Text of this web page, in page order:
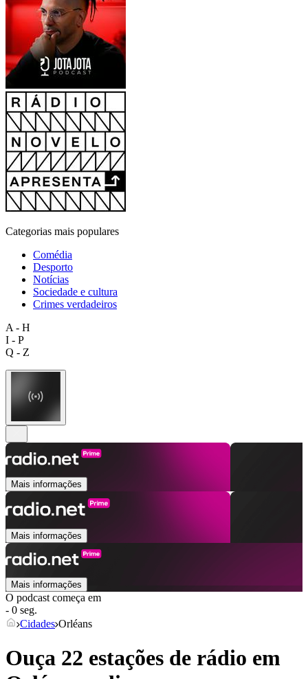
Categorias mais populares
Comédia
Desporto
Notícias
Sociedade e cultura
Crimes verdadeiros
A - H
I - P
Q - Z
Mais informações
Mais informações
Mais informações
O podcast começa em
- 0 seg.
Cidades Orléans
Ouça 22 estações de rádio em